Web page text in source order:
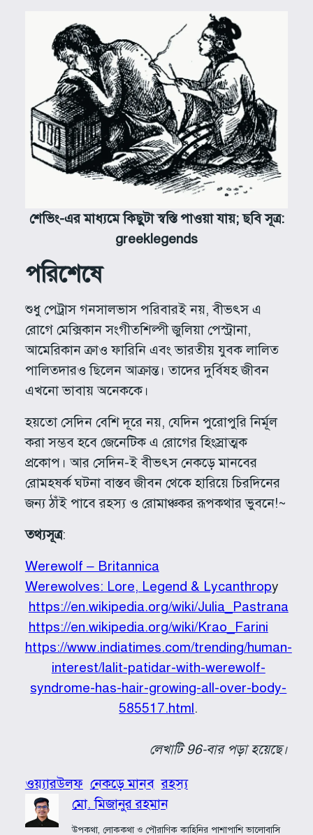
শেভিং-এর মাধ্যমে কিছুটাস্বস্তি পাওয়া যায়; ছবি সূত্র:
greeklegends
পরিশেষে
শুধু পেট্রাস গনসালভাস পরিবারই নয়, বীভৎস এ
রোগে মেক্সিকান সংগীতশিল্পী জুলিয়া পেস্ট্রানা,
আমেরিকান ক্রাও ফারিনি এবং ভারতীয় যুবক লালিত
পালিতদারও ছিলেন আক্রান্ত। তাদের দুর্বিষহ জীবন
এখনো ভাবায় অনেককে।
হয়তো সেদিন বেশি দূরে নয়, যেদিন পুরোপুরি নির্মূল
করা সম্ভব হবে জেনেটিক এ রোগের হিংস্রাত্মক
প্রকোপ। আর সেদিন-ই বীভৎস নেকড়ে মানবের
রোমহষর্ক ঘটনা বাস্তব জীবন থেকে হারিয়ে চিরদিনের
জন্য ঠাঁই পাবে রহস্য ও রোমাঞ্চকর রূপকথার ভুবনে!~
তথ্যসূত্র:
Werewolf – Britannica
Werewolves: Lore, Legend & Lycanthropy
https://en.wikipedia.org/wiki/Julia_Pastrana
https://en.wikipedia.org/wiki/Krao_Farini
https://www.indiatimes.com/trending/human-
interest/lalit-patidar-with-werewolf-
syndrome-has-hair-growing-all-over-body-
585517.html.
লেখাটি 96-বার পড়া হয়েছে।
ওয়্যারউলফ নেকড়ে মানব রহস্য
মো. মিজানুর রহমান
উপকথা, লোককথা ও পৌরাণিক কাহিনির পাশাপাশি ভালোবাসি